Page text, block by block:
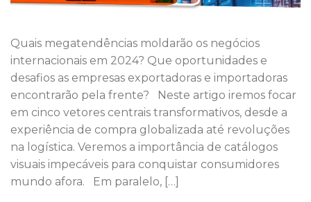
Quais megatendências moldarão os negócios
internacionais em 2024? Que oportunidades e
desafios as empresas exportadoras e importadoras
encontrarão pela frente? Neste artigo iremos focar
em cinco vetores centrais transformativos, desde a
experiência de compra globalizada até revoluções
na logística. Veremos a importância de catálogos
visuais impecáveis para conquistar consumidores
mundo afora. Em paralelo, […]